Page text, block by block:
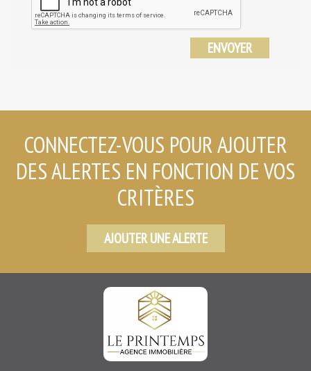
ENVOYER
CONNECTEZ-VOUS POUR AJOUTER
DES ALERTES EN FONCTION DE VOS
CRITÈRES
AJOUTER UNE ALERTE